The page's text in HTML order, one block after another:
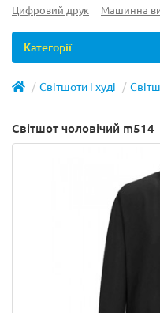
Цифровий друк
Машинна
Категорії
Світшоти і худі
Світшот чоловічий m514